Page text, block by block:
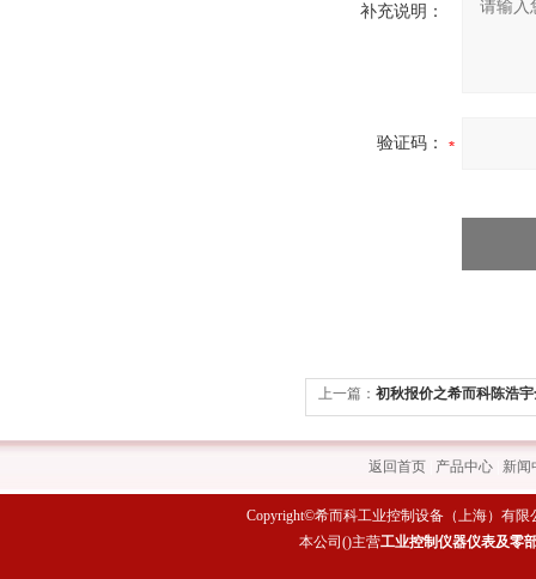
补充说明：
验证码：
上一篇： 初秋报价之希而科陈浩
返回首页 产品中心 新闻
Copyright©希而科工业控制设备（上海）有限
本公司()主营工业控制仪器仪表及零